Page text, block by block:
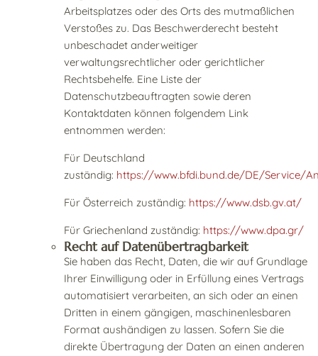
Arbeitsplatzes oder des Orts des mutmaßlichen
Verstoßes zu. Das Beschwerderecht besteht
unbeschadet anderweitiger
verwaltungsrechtlicher oder gerichtlicher
Rechtsbehelfe. Eine Liste der
Datenschutzbeauftragten sowie deren
Kontaktdaten können folgendem Link
entnommen werden:
Für Deutschland
zuständig: https://www.bfdi.bund.de/DE/Service/
Für Österreich zuständig: https://www.dsb.gv.at/
Für Griechenland zuständig: https://www.dpa.gr/
Recht auf Datenübertragbarkeit
Sie haben das Recht, Daten, die wir auf Grundlage
Ihrer Einwilligung oder in Erfüllung eines Vertrags
automatisiert verarbeiten, an sich oder an einen
Dritten in einem gängigen, maschinenlesbaren
Format aushändigen zu lassen. Sofern Sie die
direkte Übertragung der Daten an einen anderen